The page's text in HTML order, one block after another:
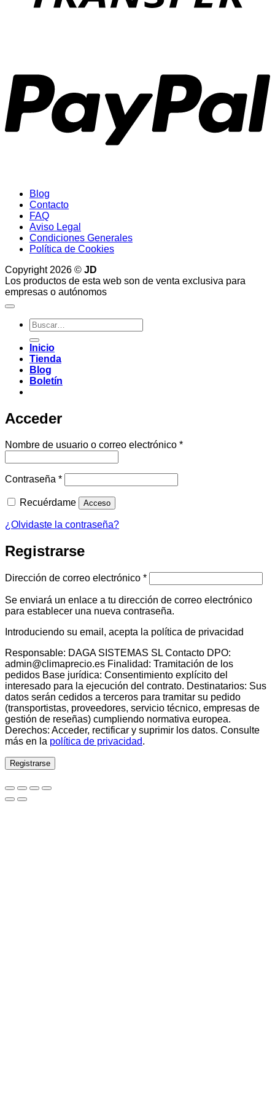
Blog
Contacto
FAQ
Aviso Legal
Condiciones Generales
Política de Cookies
Copyright 2026 © JD
Los productos de esta web son de venta exclusiva para
empresas o autónomos
Buscar
por:
Inicio
Tienda
Blog
Boletín
Acceder
Nombre de usuario o correo electrónico *Obligatorio
Contraseña *Obligatorio
Recuérdame Acceso
¿Olvidaste la contraseña?
Registrarse
Dirección de correo electrónico *Obligatorio
Se enviará un enlace a tu dirección de correo electrónico
para establecer una nueva contraseña.
Introduciendo su email, acepta la política de privacidad
Responsable: DAGA SISTEMAS SL Contacto DPO:
admin@climaprecio.es Finalidad: Tramitación de los
pedidos Base jurídica: Consentimiento explícito del
interesado para la ejecución del contrato. Destinatarios: Sus
datos serán cedidos a terceros para tramitar su pedido
(transportistas, proveedores, servicio técnico, empresas de
gestión de reseñas) cumpliendo normativa europea.
Derechos: Acceder, rectificar y suprimir los datos. Consulte
más en la política de privacidad.
Registrarse